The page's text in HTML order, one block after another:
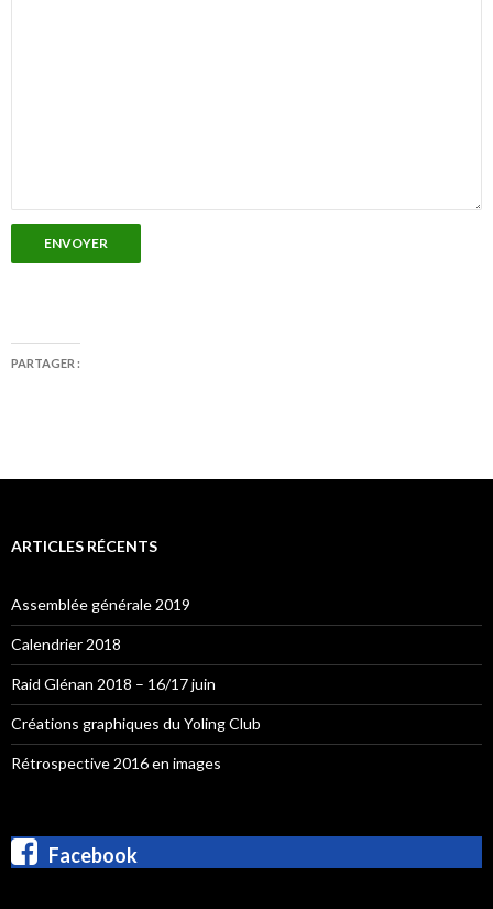
ENVOYER
PARTAGER :
ARTICLES RÉCENTS
Assemblée générale 2019
Calendrier 2018
Raid Glénan 2018 – 16/17 juin
Créations graphiques du Yoling Club
Rétrospective 2016 en images
Facebook